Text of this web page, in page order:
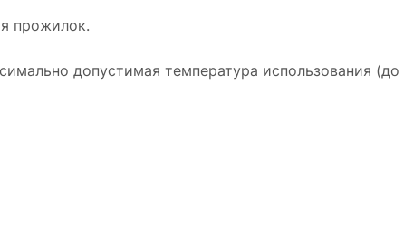
прожилок.
допустимая температура использования